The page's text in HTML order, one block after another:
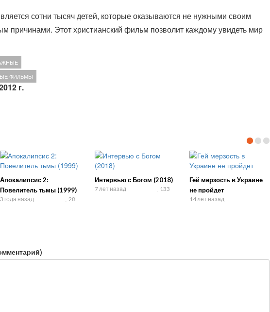
сотни тысяч детей, которые оказываются не нужными своим
причинами. Этот христианский фильм позволит каждому увидеть мир
ФИЛЬМЫ
г.
Апокалипсис 2:
Повелитель тьмы (1999)
3 года назад 28
Интервью с Богом (2018)
7 лет назад 133
Гей мерзость в Украине
не пройдет
14 лет назад